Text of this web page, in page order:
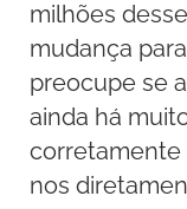
milhões
mudança
preocupe se
ainda há
corretamente
nos